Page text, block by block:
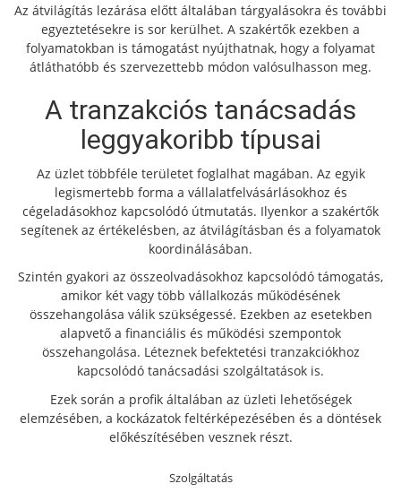
Az átvilágítás lezárása előtt általában tárgyalásokra és további
egyeztetésekre is sor kerülhet. A szakértők ezekben a
folyamatokban is támogatást nyújthatnak, hogy a folyamat
átláthatóbb és szervezettebb módon valósulhasson meg.
A tranzakciós tanácsadás
leggyakoribb típusai
Az üzlet többféle területet foglalhat magában. Az egyik
legismertebb forma a vállalatfelvásárlásokhoz és
cégeladásokhoz kapcsolódó útmutatás. Ilyenkor a szakértők
segítenek az értékelésben, az átvilágításban és a folyamatok
koordinálásában.
Szintén gyakori az összeolvadásokhoz kapcsolódó támogatás,
amikor két vagy több vállalkozás működésének
összehangolása válik szükségessé. Ezekben az esetekben
alapvető a financiális és működési szempontok
összehangolása. Léteznek befektetési tranzakciókhoz
kapcsolódó tanácsadási szolgáltatások is.
Ezek során a profik általában az üzleti lehetőségek
elemzésében, a kockázatok feltérképezésében és a döntések
előkészítésében vesznek részt.
Szolgáltatás